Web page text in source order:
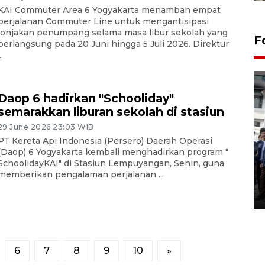
Commuter Area 6 Yogyakarta menambah empat
Commuter Line untuk mengantisipasi
penumpang selama masa libur sekolah yang
pada 20 Juni hingga 5 Juli 2026. Direktur
6 hadirkan "Schooliday"
liburan sekolah di stasiun
June 2026 23:03 WIB
Kereta Api Indonesia (Persero) Daerah Operasi
6 Yogyakarta kembali menghadirkan program "
di Stasiun Lempuyangan, Senin, guna
pengalaman perjalanan ...
6 7 8 9 10 »
BPJS Kesehatan Yogyakarta
perkuat sinergi dengan
ANTARA Biro DIY